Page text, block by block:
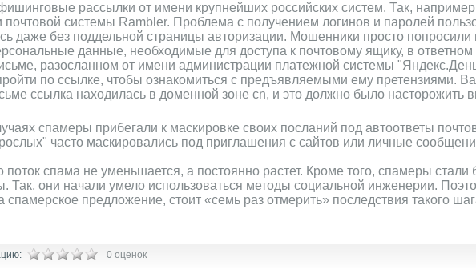
рассылки от имени крупнейших российских систем. Так,
почтовой системы Rambler. Проблема с получением логинов и паролей
даже без поддельной страницы авторизации. Мошенники просто попросили
данные, необходимые для доступа к почтовому ящику, в
разосланном от имени администрации платежной системы
по ссылке, чтобы ознакомиться с предъявляемыми ему претензиями.
ссылка находилась в доменной зоне cn, и это должно было насторожить
спамеры прибегали к маскировке своих посланий под автоответы
часто маскировались под приглашения с сайтов или личные
поток спама не уменьшается, а постоянно растет. Кроме того, спамеры стали
Так, они начали умело использоваться методы социальной инженерии.
спамерское предложение, стоит «семь раз отмерить» последствия такого
0 оценок